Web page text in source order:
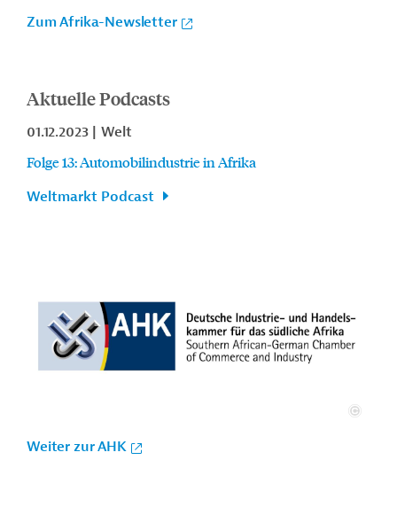
Zum Afrika-Newsletter
Aktuelle Podcasts
01.12.2023 Welt
Folge 13: Automobilindustrie in Afrika
Weltmarkt Podcast
Weiter zur AHK